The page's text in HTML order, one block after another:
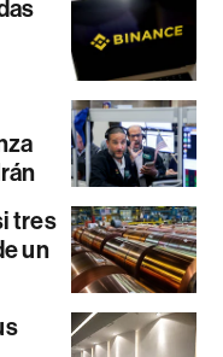
tres
un